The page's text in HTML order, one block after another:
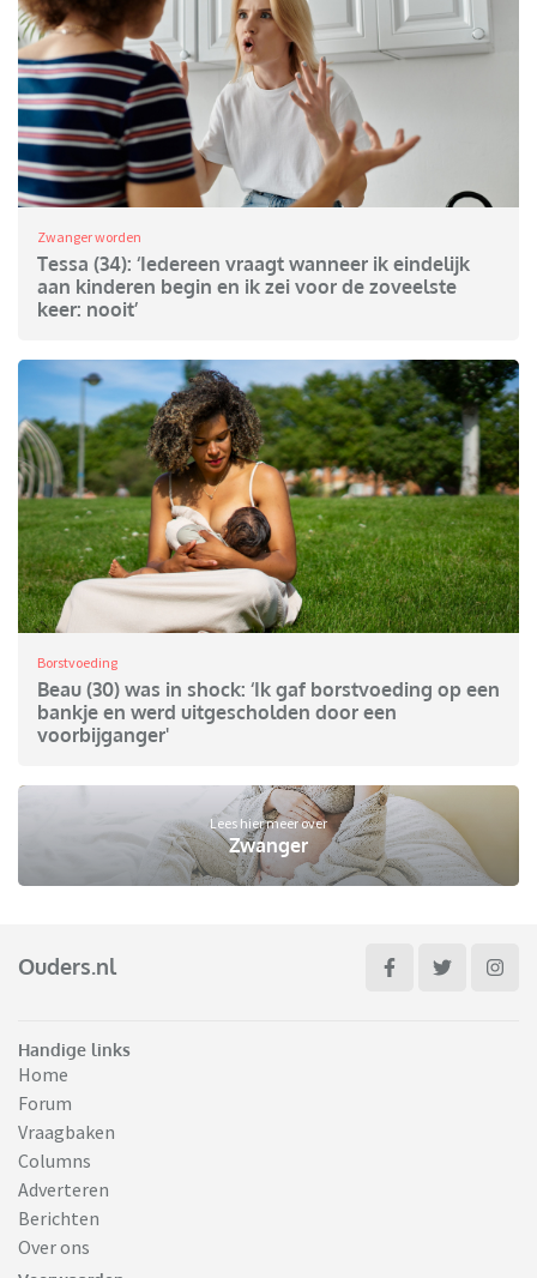
Zwanger worden
Tessa (34): ‘Iedereen vraagt wanneer ik eindelijk
aan kinderen begin en ik zei voor de zoveelste
keer: nooit’
Borstvoeding
Beau (30) was in shock: ‘Ik gaf borstvoeding op een
bankje en werd uitgescholden door een
voorbijganger'
Lees hier meer over
Zwanger
Ouders.nl
Handige links
Home
Forum
Vraagbaken
Columns
Adverteren
Berichten
Over ons